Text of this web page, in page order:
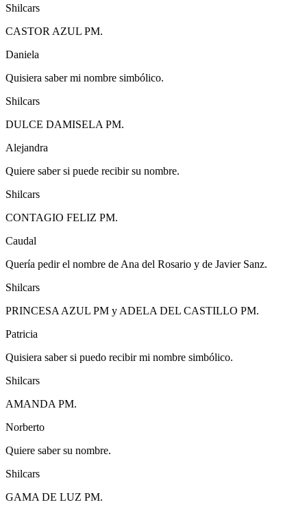
Shilcars
CASTOR AZUL PM.
Daniela
Quisiera saber mi nombre simbólico.
Shilcars
DULCE DAMISELA PM.
Alejandra
Quiere saber si puede recibir su nombre.
Shilcars
CONTAGIO FELIZ PM.
Caudal
Quería pedir el nombre de Ana del Rosario y de Javier Sanz.
Shilcars
PRINCESA AZUL PM y ADELA DEL CASTILLO PM.
Patricia
Quisiera saber si puedo recibir mi nombre simbólico.
Shilcars
AMANDA PM.
Norberto
Quiere saber su nombre.
Shilcars
GAMA DE LUZ PM.